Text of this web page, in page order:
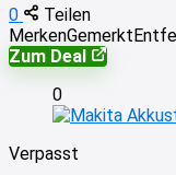
0
Teilen
MerkenGemerkt
Zum Deal
0
Verpasst